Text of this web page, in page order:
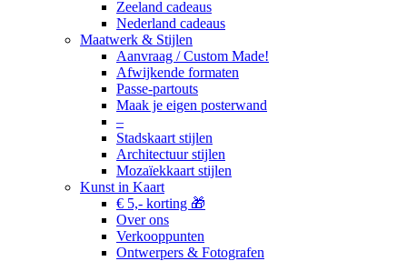
Zeeland cadeaus
Nederland cadeaus
Maatwerk & Stijlen
Aanvraag / Custom Made!
Afwijkende formaten
Passe-partouts
Maak je eigen posterwand
–
Stadskaart stijlen
Architectuur stijlen
Mozaïekkaart stijlen
Kunst in Kaart
€ 5,- korting 🎁
Over ons
Verkooppunten
Ontwerpers & Fotografen